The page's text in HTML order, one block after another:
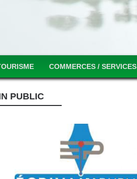
COMMERCES / SERVICES
PUBLIC